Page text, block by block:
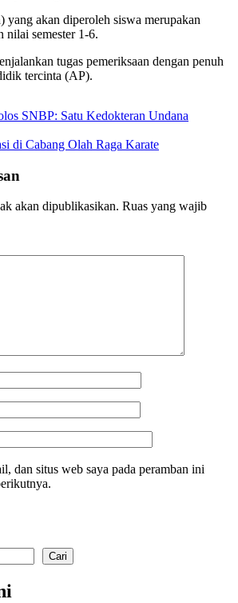
akan diperoleh siswa merupakan
nilai semester 1-6.
tugas pemeriksaan dengan penuh
tercinta (AP).
SNBP: Satu Kedokteran Undana
di Cabang Olah Raga Karate
akan dipublikasikan. Ruas yang wajib
dan situs web saya pada peramban ini
Cari